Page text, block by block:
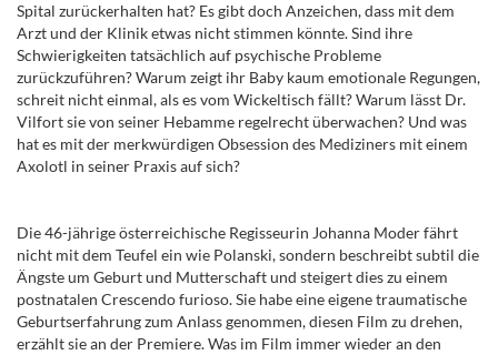
Spital zurückerhalten hat? Es gibt doch Anzeichen, dass mit dem
Arzt und der Klinik etwas nicht stimmen könnte.Sind ihre
Schwierigkeiten tatsächlich auf psychische Probleme
zurückzuführen? Warum zeigt ihr Baby kaum emotionale Regungen,
schreit nicht einmal, als es vom Wickeltisch fällt? Warum lässt Dr.
Vilfort sie von seiner Hebamme regelrecht überwachen? Und was
hat es mit der merkwürdigen Obsession des Mediziners mit einem
Axolotl in seiner Praxis auf sich?
Die 46-jährige österreichische Regisseurin Johanna Moder fährt
nicht mit dem Teufel ein wie Polanski, sondern beschreibt subtil die
Ängste um Geburt und Mutterschaft und steigert dies zu einem
postnatalen Crescendo furioso. Sie habe eine eigene traumatische
Geburtserfahrung zum Anlass genommen, diesen Film zu drehen,
erzählt sie an der Premiere. Was im Film immer wieder an den